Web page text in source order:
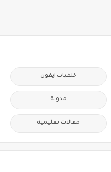
خلفيات ايفون
مدونة
مقالات تعليمية